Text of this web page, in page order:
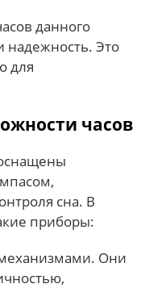
данного
надежность. Это
для
часов
сна. В
приборы:
Они